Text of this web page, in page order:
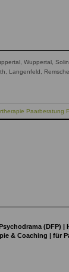
Wuppertal,
Langenfeld,
Paarberatung
(DFP) |
& Coaching | für